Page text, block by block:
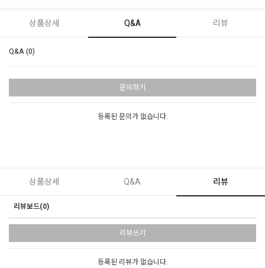
상품상세 Q&A 리뷰
Q&A (0)
문의하기
등록된 문의가 없습니다.
상품상세 Q&A 리뷰
리뷰보드(0)
리뷰쓰기
등록된 리뷰가 없습니다.